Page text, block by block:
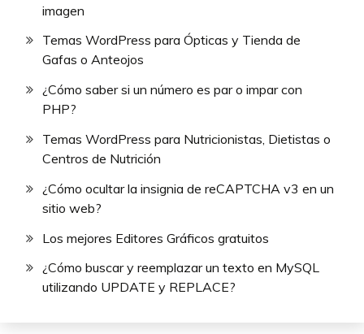
imagen
Temas WordPress para Ópticas y Tienda de
Gafas o Anteojos
¿Cómo saber si un número es par o impar con
PHP?
Temas WordPress para Nutricionistas, Dietistas o
Centros de Nutrición
¿Cómo ocultar la insignia de reCAPTCHA v3 en un
sitio web?
Los mejores Editores Gráficos gratuitos
¿Cómo buscar y reemplazar un texto en MySQL
utilizando UPDATE y REPLACE?